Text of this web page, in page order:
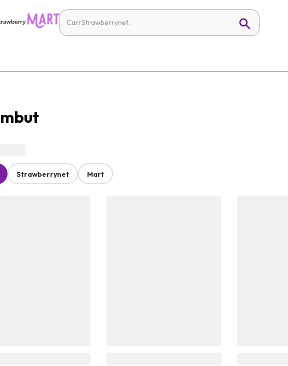
Strawberrynet Mart